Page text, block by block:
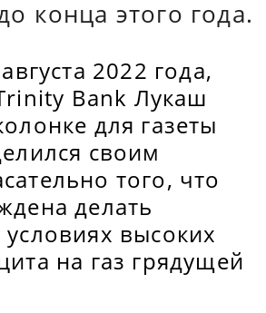
конца этого года.
2022 года,
Bank Лукаш
для газеты
своим
того, что
делать
высоких
на газ грядущей